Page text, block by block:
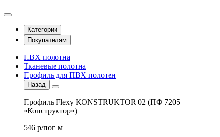
Категории
Покупателям
ПВХ полотна
Тканевые полотна
Профиль для ПВХ полотен
Назад
Профиль Flexy KONSTRUKTOR 02 (ПФ 7205
«Конструктор»)
546 р/пог. м